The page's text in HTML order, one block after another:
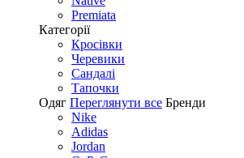
Premiata
Категорії
Кросівки
Черевики
Сандалі
Tапочки
Одяг Переглянути все Бренди
Nike
Adidas
Jordan